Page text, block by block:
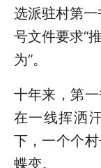
选派驻村第
号文件要求“
为”。
十年来，第
在一线挥洒
下，一个个
蝶变。